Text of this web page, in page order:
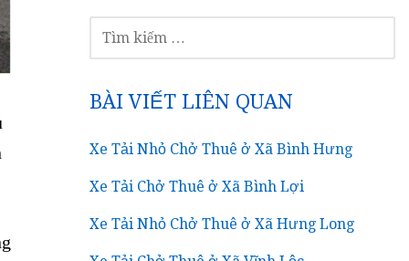
KIẾM
BÀI VIẾT LIÊN QUAN
Xe Tải Nhỏ Chở Thuê ở Xã Bình Hưng
Xe Tải Chở Thuê ở Xã Bình Lợi
Xe Tải Nhỏ Chở Thuê ở Xã Hưng Long